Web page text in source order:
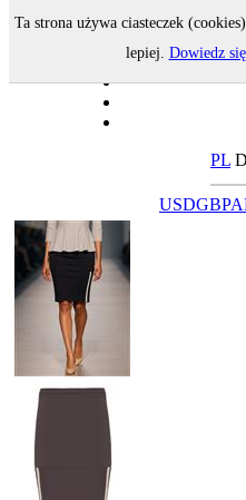
PL
USDGBP
Ta strona używa ciasteczek
lepiej. Dowiedz